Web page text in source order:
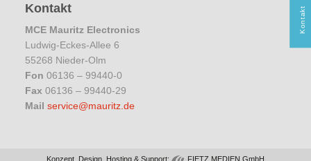
Kontakt
MCE Mauritz Electronics
Ludwig-Eckes-Allee 6
55268 Nieder-Olm
Fon 06136 – 99440-0
Fax 06136 – 99440-29
Mail service@mauritz.de
Konzept, Design, Hosting & Support: FIETZ.MEDIEN GmbH
Kontakt